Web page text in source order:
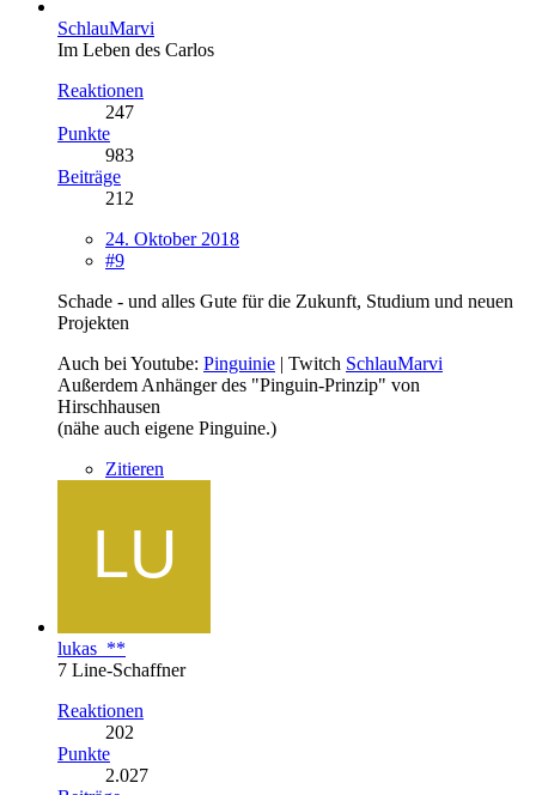
SchlauMarvi
Im Leben des Carlos
Reaktionen
247
Punkte
983
Beiträge
212
24. Oktober 2018
#9
Schade - und alles Gute für die Zukunft, Studium und neuen
Projekten
Auch bei Youtube: Pinguinie | Twitch SchlauMarvi
Außerdem Anhänger des "Pinguin-Prinzip" von
Hirschhausen
(nähe auch eigene Pinguine.)
Zitieren
lukas_**
7 Line-Schaffner
Reaktionen
202
Punkte
2.027